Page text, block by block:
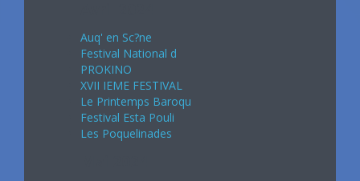
Auq' en Sc?ne
Festival National d
PROKINO
XVII IEME FESTIVAL
Le Printemps Baroqu
Festival Esta Pouli
Les Poquelinades